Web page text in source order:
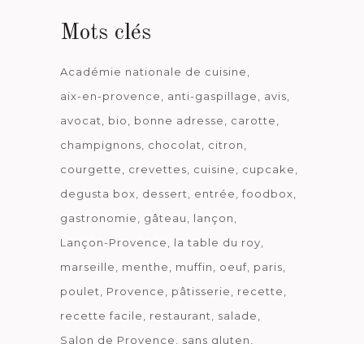
Mots clés
Académie nationale de cuisine
aix-en-provence
anti-gaspillage
avis
avocat
bio bonne adresse
carotte
champignons
chocolat
citron
courgette
crevettes cuisine
cupcake
degusta box
dessert entrée
foodbox
gastronomie
gâteau
lançon
Lançon-Provence
la table du roy
marseille
menthe muffin oeuf paris
poulet
Provence pâtisserie
recette
recette facile
restaurant
salade
Salon de Provence
sans gluten